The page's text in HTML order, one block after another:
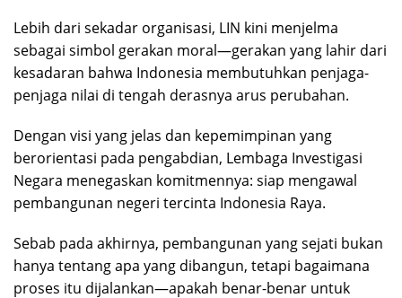
Lebih dari sekadar organisasi, LIN kini menjelma
sebagai simbol gerakan moral—gerakan yang lahir dari
kesadaran bahwa Indonesia membutuhkan penjaga-
penjaga nilai di tengah derasnya arus perubahan.
Dengan visi yang jelas dan kepemimpinan yang
berorientasi pada pengabdian, Lembaga Investigasi
Negara menegaskan komitmennya: siap mengawal
pembangunan negeri tercinta Indonesia Raya.
Sebab pada akhirnya, pembangunan yang sejati bukan
hanya tentang apa yang dibangun, tetapi bagaimana
proses itu dijalankan—apakah benar-benar untuk